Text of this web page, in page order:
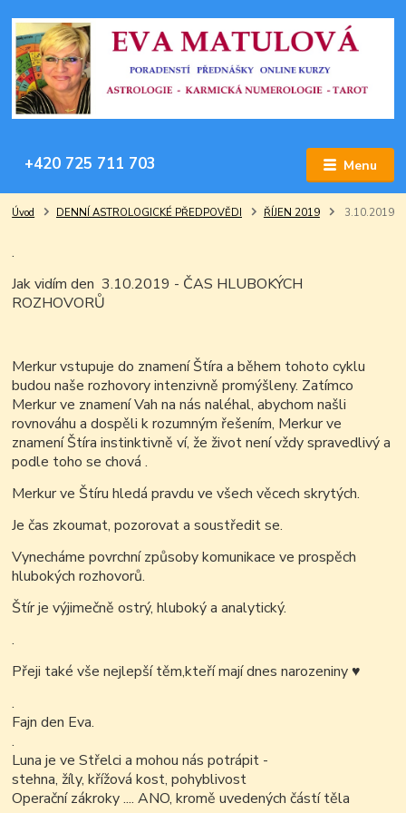
Menu
+420 725 711 703
Úvod DENNÍ ASTROLOGICKÉ PŘEDPOVĚDI ŘÍJEN 2019 3.10.2019
.
Jak vidím den 3.10.2019 - ČAS HLUBOKÝCH
ROZHOVORŮ
Merkur vstupuje do znamení Štíra a během tohoto cyklu
budou naše rozhovory intenzivně promýšleny. Zatímco
Merkur ve znamení Vah na nás naléhal, abychom našli
rovnováhu a dospěli k rozumným řešením, Merkur ve
znamení Štíra instinktivně ví, že život není vždy spravedlivý a
podle toho se chová .
Merkur ve Štíru hledá pravdu ve všech věcech skrytých.
Je čas zkoumat, pozorovat a soustředit se.
Vynecháme povrchní způsoby komunikace ve prospěch
hlubokých rozhovorů.
Štír je výjimečně ostrý, hluboký a analytický.
.
Přeji také vše nejlepší těm,kteří mají dnes narozeniny♥
.
Fajn den Eva.
.
Luna je ve Střelci a mohou nás potrápit -
stehna, žíly, křížová kost, pohyblivost
Operační zákroky .... ANO, kromě uvedených částí těla